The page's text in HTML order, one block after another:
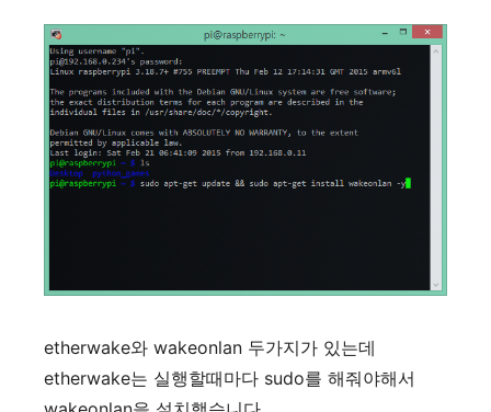
etherwake와 wakeonlan 두가지가 있는데
etherwake는 실행할때마다 sudo를 해줘야해서